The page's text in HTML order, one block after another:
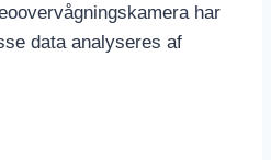
har
data analyseres af